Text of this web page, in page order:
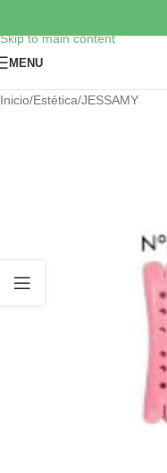
Skip to main content
MENU
Inicio/Estética/JESSAMY